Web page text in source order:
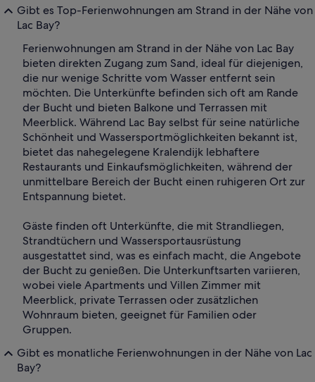
Gibt es Top-Ferienwohnungen am Strand in der Nähe von
Lac Bay?
Ferienwohnungen am Strand in der Nähe von Lac Bay
bieten direkten Zugang zum Sand, ideal für diejenigen,
die nur wenige Schritte vom Wasser entfernt sein
möchten. Die Unterkünfte befinden sich oft am Rande
der Bucht und bieten Balkone und Terrassen mit
Meerblick. Während Lac Bay selbst für seine natürliche
Schönheit und Wassersportmöglichkeiten bekannt ist,
bietet das nahegelegene Kralendijk lebhaftere
Restaurants und Einkaufsmöglichkeiten, während der
unmittelbare Bereich der Bucht einen ruhigeren Ort zur
Entspannung bietet.
Gäste finden oft Unterkünfte, die mit Strandliegen,
Strandtüchern und Wassersportausrüstung
ausgestattet sind, was es einfach macht, die Angebote
der Bucht zu genießen. Die Unterkunftsarten variieren,
wobei viele Apartments und Villen Zimmer mit
Meerblick, private Terrassen oder zusätzlichen
Wohnraum bieten, geeignet für Familien oder
Gruppen.
Gibt es monatliche Ferienwohnungen in der Nähe von Lac
Bay?